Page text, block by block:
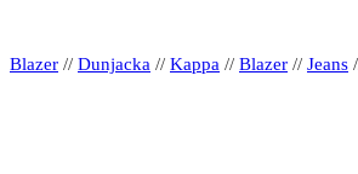
Blazer // Dunjacka // Kappa // Blazer // Jeans